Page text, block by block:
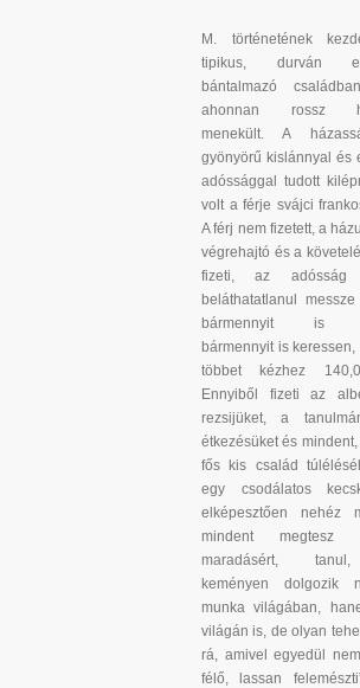
M. történetének
tipikus, durván
bántalmazó
ahonnan rossz
menekült. A
gyönyörű kislánnyal és
adóssággal tudott
volt a férje svájci
A férj nem fizetett, a
végrehajtó és a
fizeti, az adósság
beláthatatlanul
bármennyit is
bármennyit is
többet kézhez
Ennyiből fizeti az
rezsijüket, a
étkezésüket és
fős kis család
egy csodálatos
elképesztően nehéz
mindent
maradásért,
keményen dolgozik
munka világában,
világán is, de olyan
rá, amivel egyedül
félő, lassan